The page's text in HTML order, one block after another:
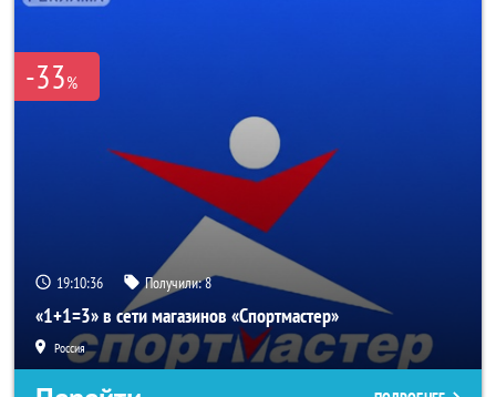
-33%
19:10:34 Получили:8
«1+1=3» в сети магазинов «Спортмастер»
Россия